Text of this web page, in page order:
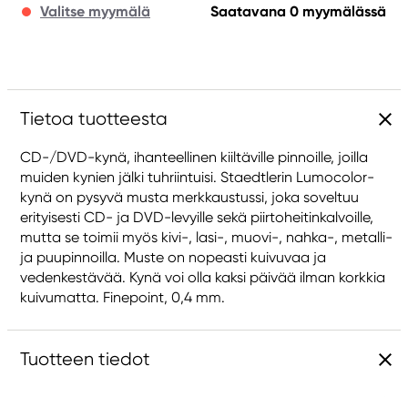
Valitse myymälä Saatavana 0 myymälässä
Tietoa tuotteesta
CD-/DVD-kynä, ihanteellinen kiiltäville pinnoille, joilla
muiden kynien jälki tuhriintuisi. Staedtlerin Lumocolor-
kynä on pysyvä musta merkkaustussi, joka soveltuu
erityisesti CD- ja DVD-levyille sekä piirtoheitinkalvoille,
mutta se toimii myös kivi-, lasi-, muovi-, nahka-, metalli-
ja puupinnoilla. Muste on nopeasti kuivuvaa ja
vedenkestävää. Kynä voi olla kaksi päivää ilman korkkia
kuivumatta. Finepoint, 0,4 mm.
Tuotteen tiedot